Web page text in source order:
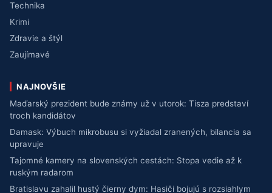
Technika
Krimi
Zdravie a štýl
Zaujímavé
NAJNOVŠIE
Maďarský prezident bude známy už v utorok: Tisza predstaví
troch kandidátov
Damask: Výbuch mikrobusu si vyžiadal zranených, bilancia sa
upravuje
Tajomné kamery na slovenských cestách: Stopa vedie až k
ruským radarom
Bratislavu zahalil hustý čierny dym: Hasiči bojujú s rozsiahlym